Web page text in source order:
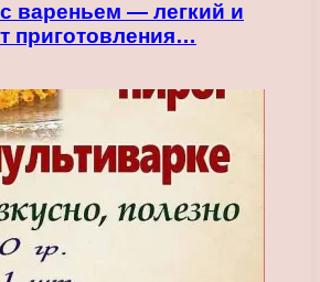
вареньем — легкий и
приготовления…